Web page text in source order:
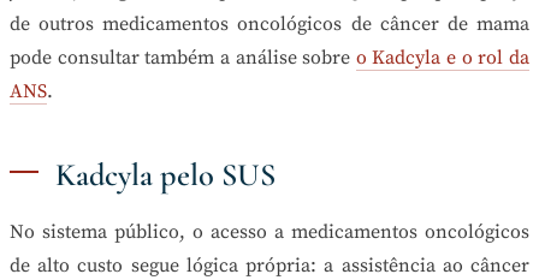
de outros medicamentos oncológicos de câncer de mama
pode consultar também a análise sobre o Kadcyla e o rol da
ANS.
Kadcyla pelo SUS
No sistema público, o acesso a medicamentos oncológicos
de alto custo segue lógica própria: a assistência ao câncer